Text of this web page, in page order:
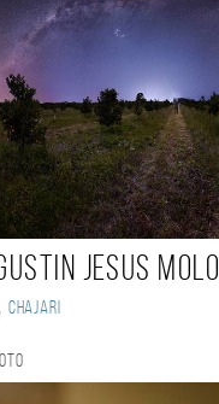
Jesus Molo
, Chajari